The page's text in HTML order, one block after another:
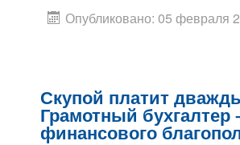
Опубликовано: 05 февраля
Скупой платит
Грамотный бухгалтер
финансового